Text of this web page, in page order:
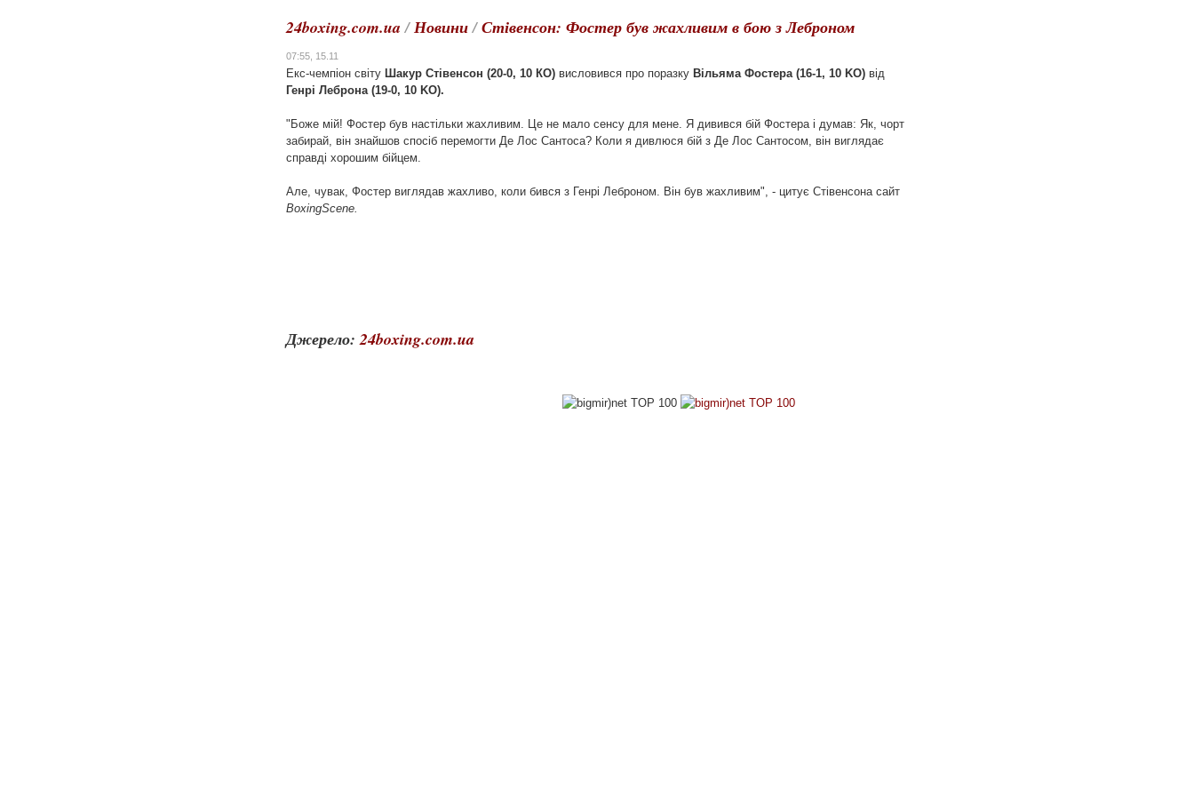
24boxing.com.ua /Новини/Стівенсон: Фостер був жахливим в бою з Леброном
07:55, 15.11
Екс-чемпіон світу Шакур Стівенсон (20-0, 10 КО) висловився про поразку Вільяма Фостера (16-1, 10 KO) від
Генрі Леброна (19-0, 10 KO).
"Боже мій! Фостер був настільки жахливим. Це не мало сенсу для мене. Я дивився бій Фостера і думав: Як, чорт
забирай, він знайшов спосіб перемогти Де Лос Сантоса? Коли я дивлюся бій з Де Лос Сантосом, він виглядає
справді хорошим бійцем.
Але, чувак, Фостер виглядав жахливо, коли бився з Генрі Леброном. Він був жахливим", - цитує Стівенсона сайт
BoxingScene.
Джерело:24boxing.com.ua